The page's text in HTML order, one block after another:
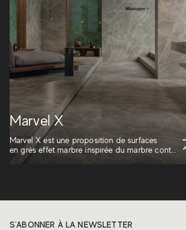
Marvel X
Marvel X est une proposition de surfaces
en grès effet marbre inspirée du marbre cont...
S'ABONNER À LA NEWSLETTER